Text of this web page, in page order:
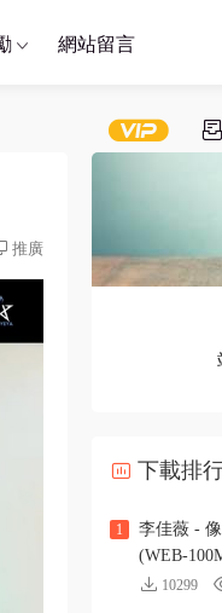
網站留言
推廣
下載排
1
李佳薇 -
(WEB-
10299